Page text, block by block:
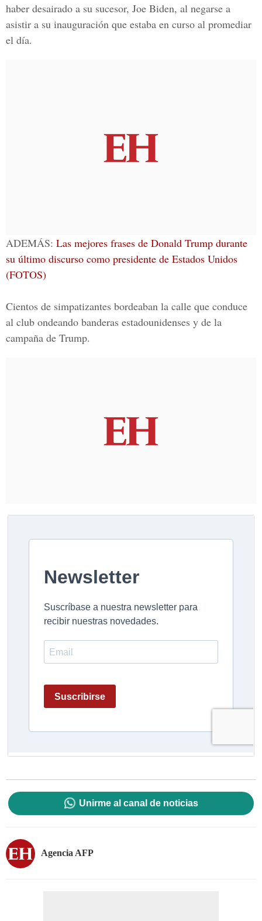
haber desairado a su sucesor, Joe Biden, al negarse a
asistir a su inauguración que estaba en curso al promediar
el día.
ADEMÁS: Las mejores frases de Donald Trump durante
su último discurso como presidente de Estados Unidos
(FOTOS)
Cientos de simpatizantes bordeaban la calle que conduce
al club ondeando banderas estadounidenses y de la
campaña de Trump.
Unirme al canal de noticias
Agencia AFP